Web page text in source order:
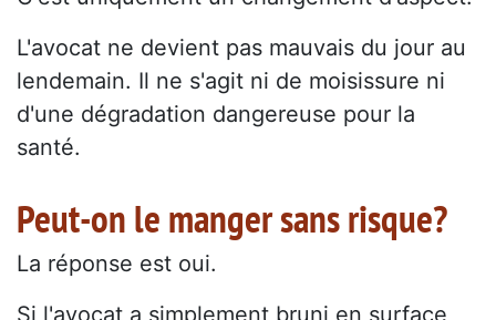
L'avocat ne devient pas mauvais du jour au
lendemain. Il ne s'agit ni de moisissure ni
d'une dégradation dangereuse pour la
santé.
Peut-on le manger sans risque?
La réponse est oui.